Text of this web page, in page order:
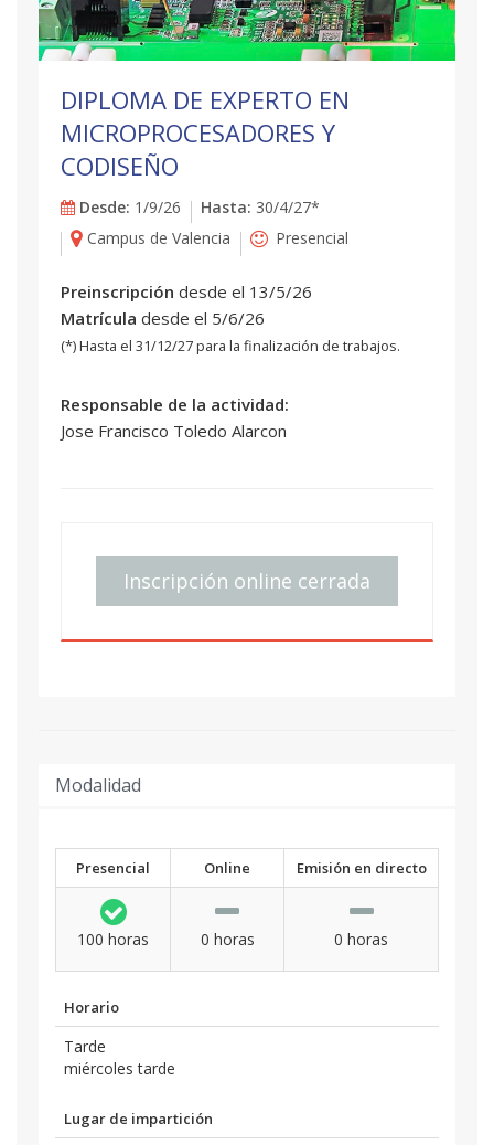
DIPLOMA DE EXPERTO EN
MICROPROCESADORES Y
CODISEÑO
Desde: 1/9/26 Hasta: 30/4/27*
Campus de Valencia
Presencial
Preinscripción desde el 13/5/26
Matrícula desde el 5/6/26
(*) Hasta el 31/12/27 para la finalización de trabajos.
Responsable de la actividad:
Jose Francisco Toledo Alarcon
Inscripción online cerrada
Modalidad
Presencial Online Emisión en directo
100 horas 0 horas 0 horas
Horario
Tarde
miércoles tarde
Lugar de impartición